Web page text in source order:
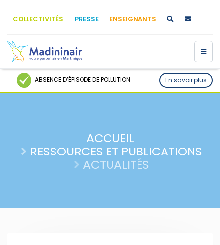
COLLECTIVITÉS PRESSE ENSEIGNANTS
ABSENCE D’ÉPISODE DE POLLUTION En savoir plus
ACCUEIL
RESSOURCES ET PUBLICATIONS
ACTUALITÉS